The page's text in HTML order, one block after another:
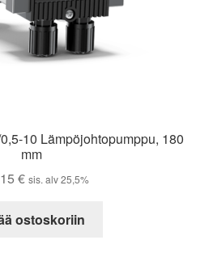
10 Lämpöjohtopumppu, 180
mm
€ sis. alv 25,5%
ostoskoriin